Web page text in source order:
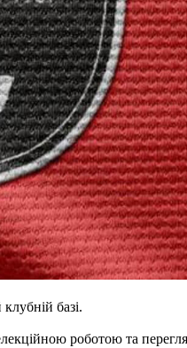
базі.
роботою та